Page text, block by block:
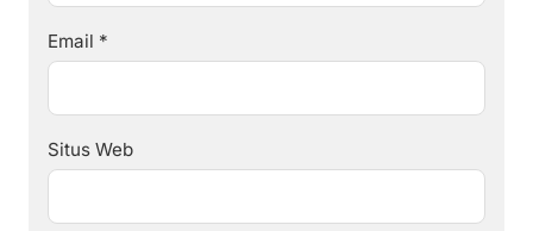
Email *
Situs Web